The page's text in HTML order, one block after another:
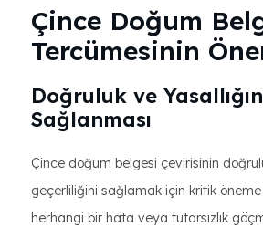
Çince Doğum
Tercümesinin
Doğruluk ve Yasallığın
Sağlanması
Çince doğum belgesi çevirisinin
geçerliliğini sağlamak için kritik öneme
herhangi bir hata veya tutarsızlık